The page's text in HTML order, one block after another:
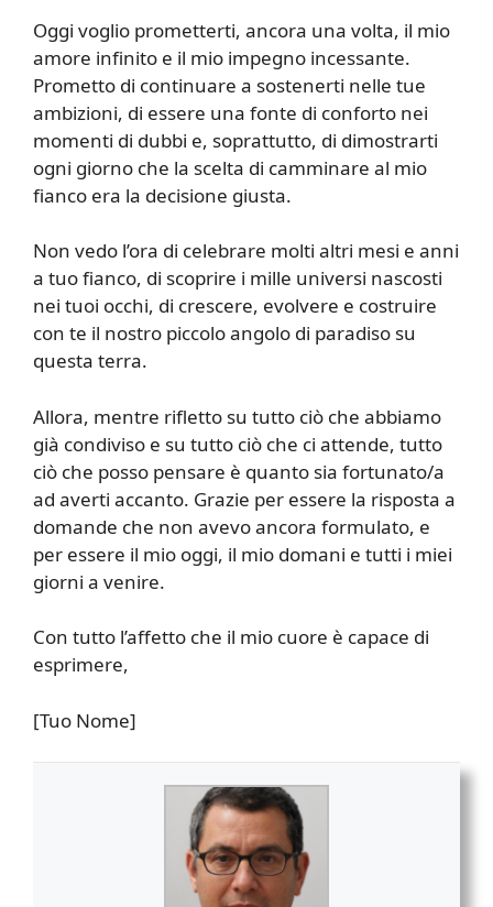
Oggi voglio prometterti, ancora una volta, il mio
amore infinito e il mio impegno incessante.
Prometto di continuare a sostenerti nelle tue
ambizioni, di essere una fonte di conforto nei
momenti di dubbi e, soprattutto, di dimostrarti
ogni giorno che la scelta di camminare al mio
fianco era la decisione giusta.
Non vedo l’ora di celebrare molti altri mesi e anni
a tuo fianco, di scoprire i mille universi nascosti
nei tuoi occhi, di crescere, evolvere e costruire
con te il nostro piccolo angolo di paradiso su
questa terra.
Allora, mentre rifletto su tutto ciò che abbiamo
già condiviso e su tutto ciò che ci attende, tutto
ciò che posso pensare è quanto sia fortunato/a
ad averti accanto. Grazie per essere la risposta a
domande che non avevo ancora formulato, e
per essere il mio oggi, il mio domani e tutti i miei
giorni a venire.
Con tutto l’affetto che il mio cuore è capace di
esprimere,
[Tuo Nome]